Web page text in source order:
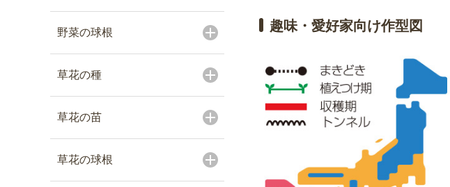
野菜の球根
草花の種
草花の苗
草花の球根
趣味・愛好家向け作型図